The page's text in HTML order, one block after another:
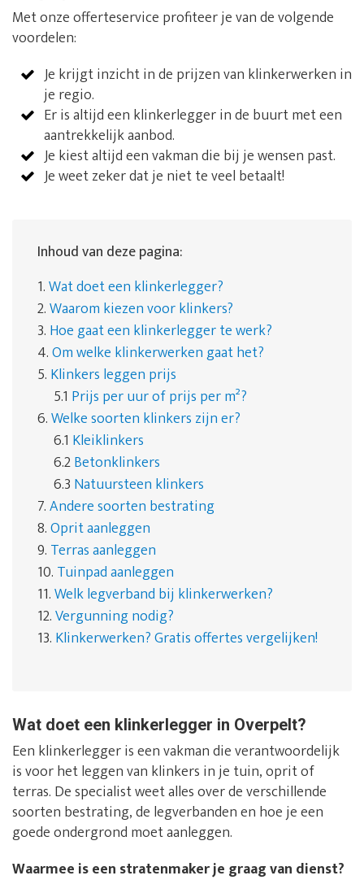
Met onze offerteservice profiteer je van de volgende
voordelen:
Je krijgt inzicht in de prijzen van klinkerwerken in
je regio.
Er is altijd een klinkerlegger in de buurt met een
aantrekkelijk aanbod.
Je kiest altijd een vakman die bij je wensen past.
Je weet zeker dat je niet te veel betaalt!
Inhoud van deze pagina:
1.Wat doet een klinkerlegger?
2.Waarom kiezen voor klinkers?
3. Hoe gaat een klinkerlegger te werk?
4.Om welke klinkerwerken gaat het?
5. Klinkers leggen prijs
5.1 Prijs per uur of prijs per m²?
6.Welke soorten klinkers zijn er?
6.1 Kleiklinkers
6.2Betonklinkers
6.3 Natuursteen klinkers
7.Andere soorten bestrating
8.Oprit aanleggen
9. Terras aanleggen
10. Tuinpad aanleggen
11.Welk legverband bij klinkerwerken?
12.Vergunning nodig?
13. Klinkerwerken? Gratis offertes vergelijken!
Wat doet een klinkerlegger in Overpelt?
Een klinkerlegger is een vakman die verantwoordelijk
is voor het leggen van klinkers in je tuin, oprit of
terras. De specialist weet alles over de verschillende
soorten bestrating, de legverbanden en hoe je een
goede ondergrond moet aanleggen.
Waarmee is een stratenmaker je graag van dienst?